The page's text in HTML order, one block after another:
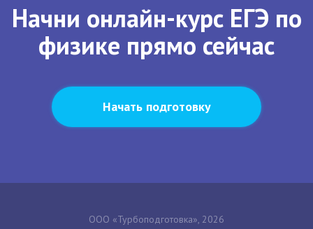
Начни онлайн-курс ЕГЭ по
физике прямо сейчас
Начать подготовку
ООО «Турбоподготовка», 2026